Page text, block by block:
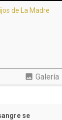
de La Madre
photo Galería
se